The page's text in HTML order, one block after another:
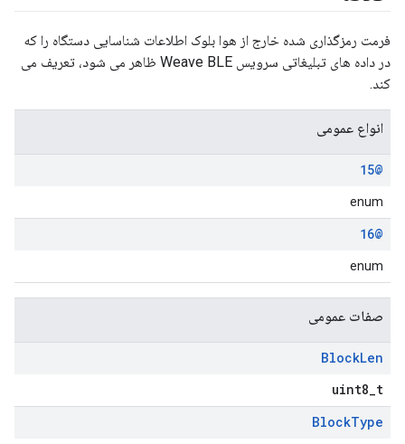
فرمت رمزگذاری شده خارج از هوا بلوک اطلاعات شناسایی دستگاه را که
در داده های تبلیغاتی سرویس Weave BLE ظاهر می شود، تعریف می
کند.
انواع عمومی
@15
enum
@16
enum
صفات عمومی
BlockLen
uint8_t
BlockType